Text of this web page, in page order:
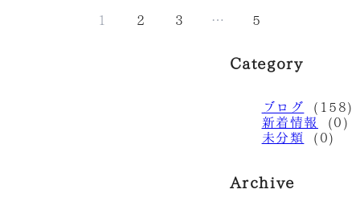
1 2 3 … 5
Category
ブログ (158)
新着情報
(0)
未分類 (0)
Archive